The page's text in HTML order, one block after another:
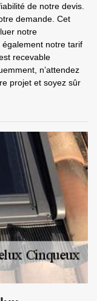
de notre devis.
demande. Cet
notre
notre tarif
recevable
n’attendez
projet et soyez sûr